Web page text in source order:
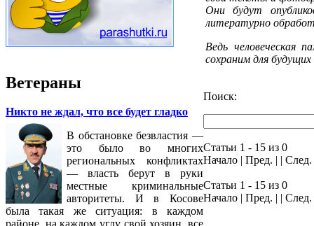
Ветераны
Никто не ждал, что все будет гладко
В обстановке безвластия —
это было во многих
региональных конфликтах
— власть берут в руки
местные криминальные
авторитеты. И в Косове
была такая же ситуация: в каждом
Они будут
литературно
Ведь человеческая
сохраним для
Поиск:
Статьи 1 - 15 из 0
Начало | Пред. | |
Статьи 1 - 15 из 0
Начало | Пред. | |